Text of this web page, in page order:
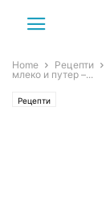
Home Рецепти
млеко и путер –...
Рецепти